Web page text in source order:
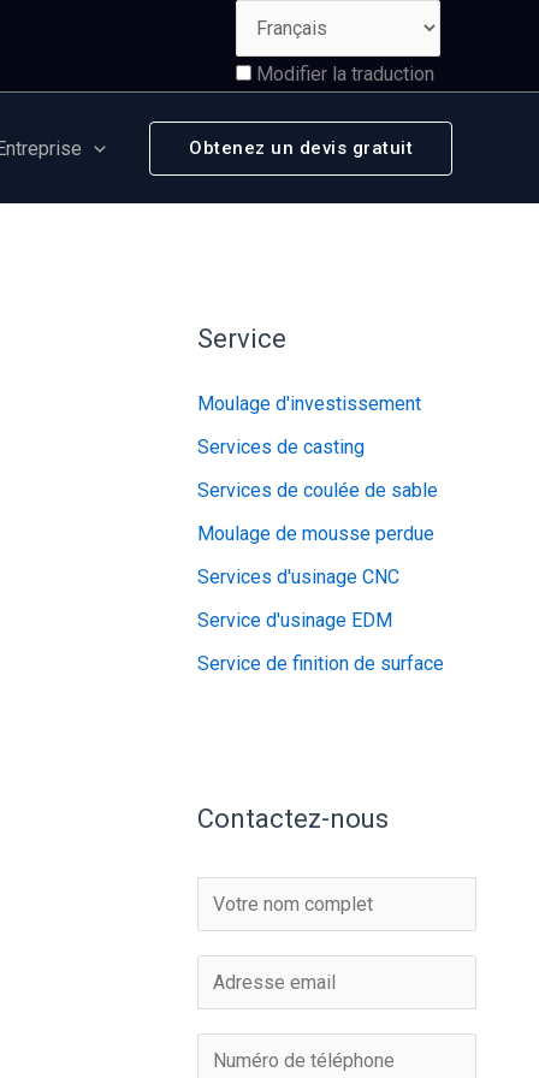
Modifier la traduction
Obtenez un devis gratuit
Service
Moulage d'investissement
Services de casting
Services de coulée de sable
Moulage de mousse perdue
Services d'usinage CNC
Service d'usinage EDM
Service de finition de surface
Contactez-nous
o
*
-